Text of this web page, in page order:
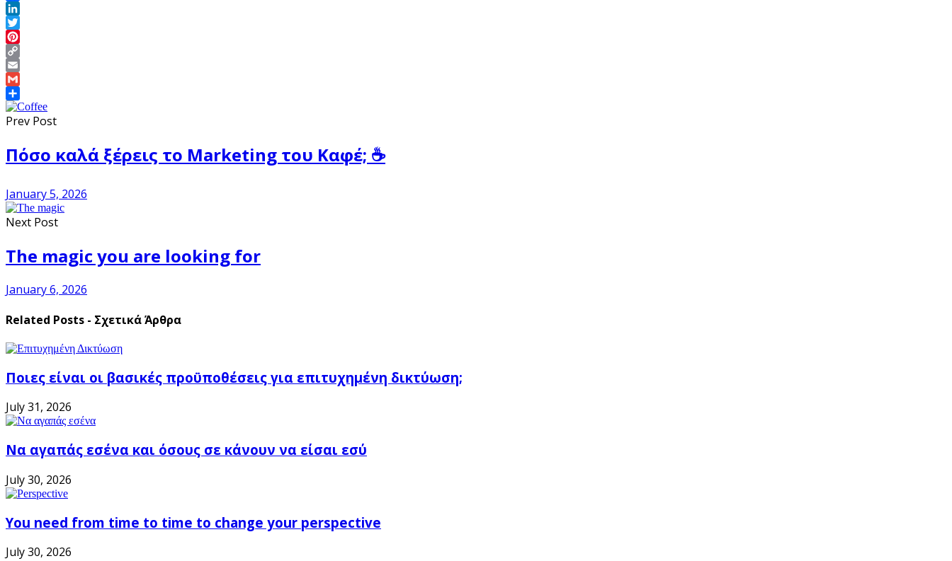
Facebook
LinkedIn
Twitter
Pinterest
Copy
Link
Email
Gmail
Share
Prev Post
Πόσο καλά ξέρεις το Marketing του Καφέ; ☕
January 5, 2026
Next Post
The magic you are looking for
January 6, 2026
Related Posts - Σχετικά Άρθρα
Ποιες είναι οι βασικές προϋποθέσεις για επιτυχημένη δικτύωση;
July 31, 2026
Να αγαπάς εσένα και όσους σε κάνουν να είσαι εσύ
July 30, 2026
You need from time to time to change your perspective
July 30, 2026